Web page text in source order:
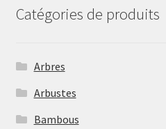
Catégories de produits
Arbres
Arbustes
Bambous